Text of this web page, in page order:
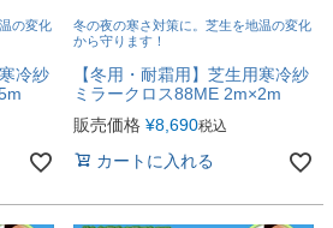
の変化
冷紗
冬の夜の寒さ対策に。芝生を地温の変化
から守ります！
【冬用・耐霜用】芝生用寒冷紗
ミラークロス88ME 2m×2m
販売価格 ¥8,690税込
カートに入れる